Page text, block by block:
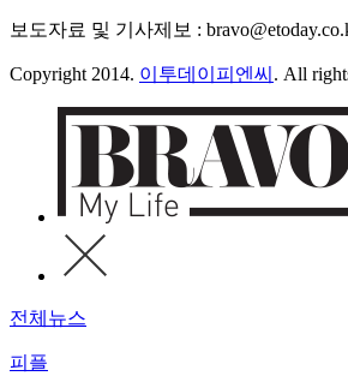
보도자료 및 기사제보 :
Copyright 2014. 이투데이피엔씨 . All
전체뉴스
피플